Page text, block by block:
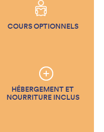
COURS OPTIONNELS
HÉBERGEMENT ET
NOURRITURE INCLUS